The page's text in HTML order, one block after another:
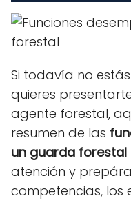
Si todavía no
quieres
agente forestal,
resumen de las
un guarda
atención y
competencias, los